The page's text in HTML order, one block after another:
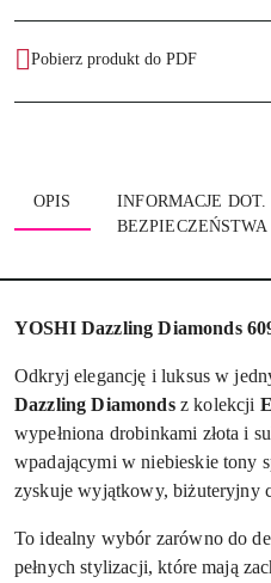
Pobierz produkt do PDF
OPIS
INFORMACJE DOT.
BEZPIECZEŃSTWA
YOSHI Dazzling Diamonds
Odkryj elegancję i luksus w
Dazzling Diamondsz kolekcji
wypełniona drobinkami złota i
wpadającymi w niebieskie tony
zyskuje wyjątkowy, biżuteryjny
To idealny wybór zarówno do
pełnych stylizacji, które mają